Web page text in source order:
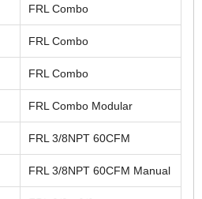
FRL Combo
FRL Combo
FRL Combo
FRL Combo Modular
FRL 3/8NPT 60CFM
FRL 3/8NPT 60CFM Manual